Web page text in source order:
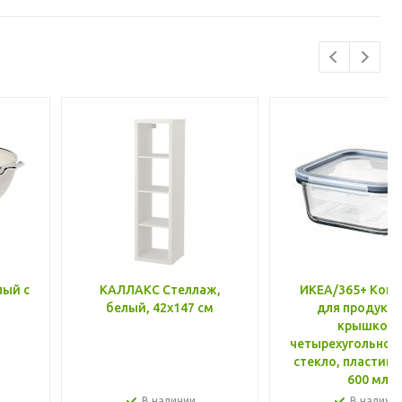
с
КАЛЛАКС Стеллаж,
белый, 42x147 см
ИКЕА/365+
для
крышкой,
стекло, пластик
600 мл